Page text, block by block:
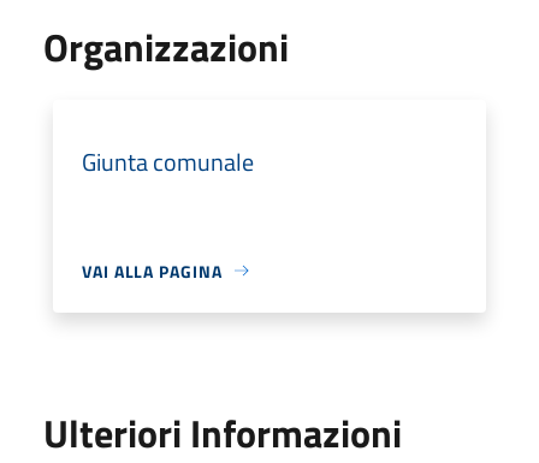
Organizzazioni
Giunta comunale
VAI ALLA PAGINA
Ulteriori Informazioni